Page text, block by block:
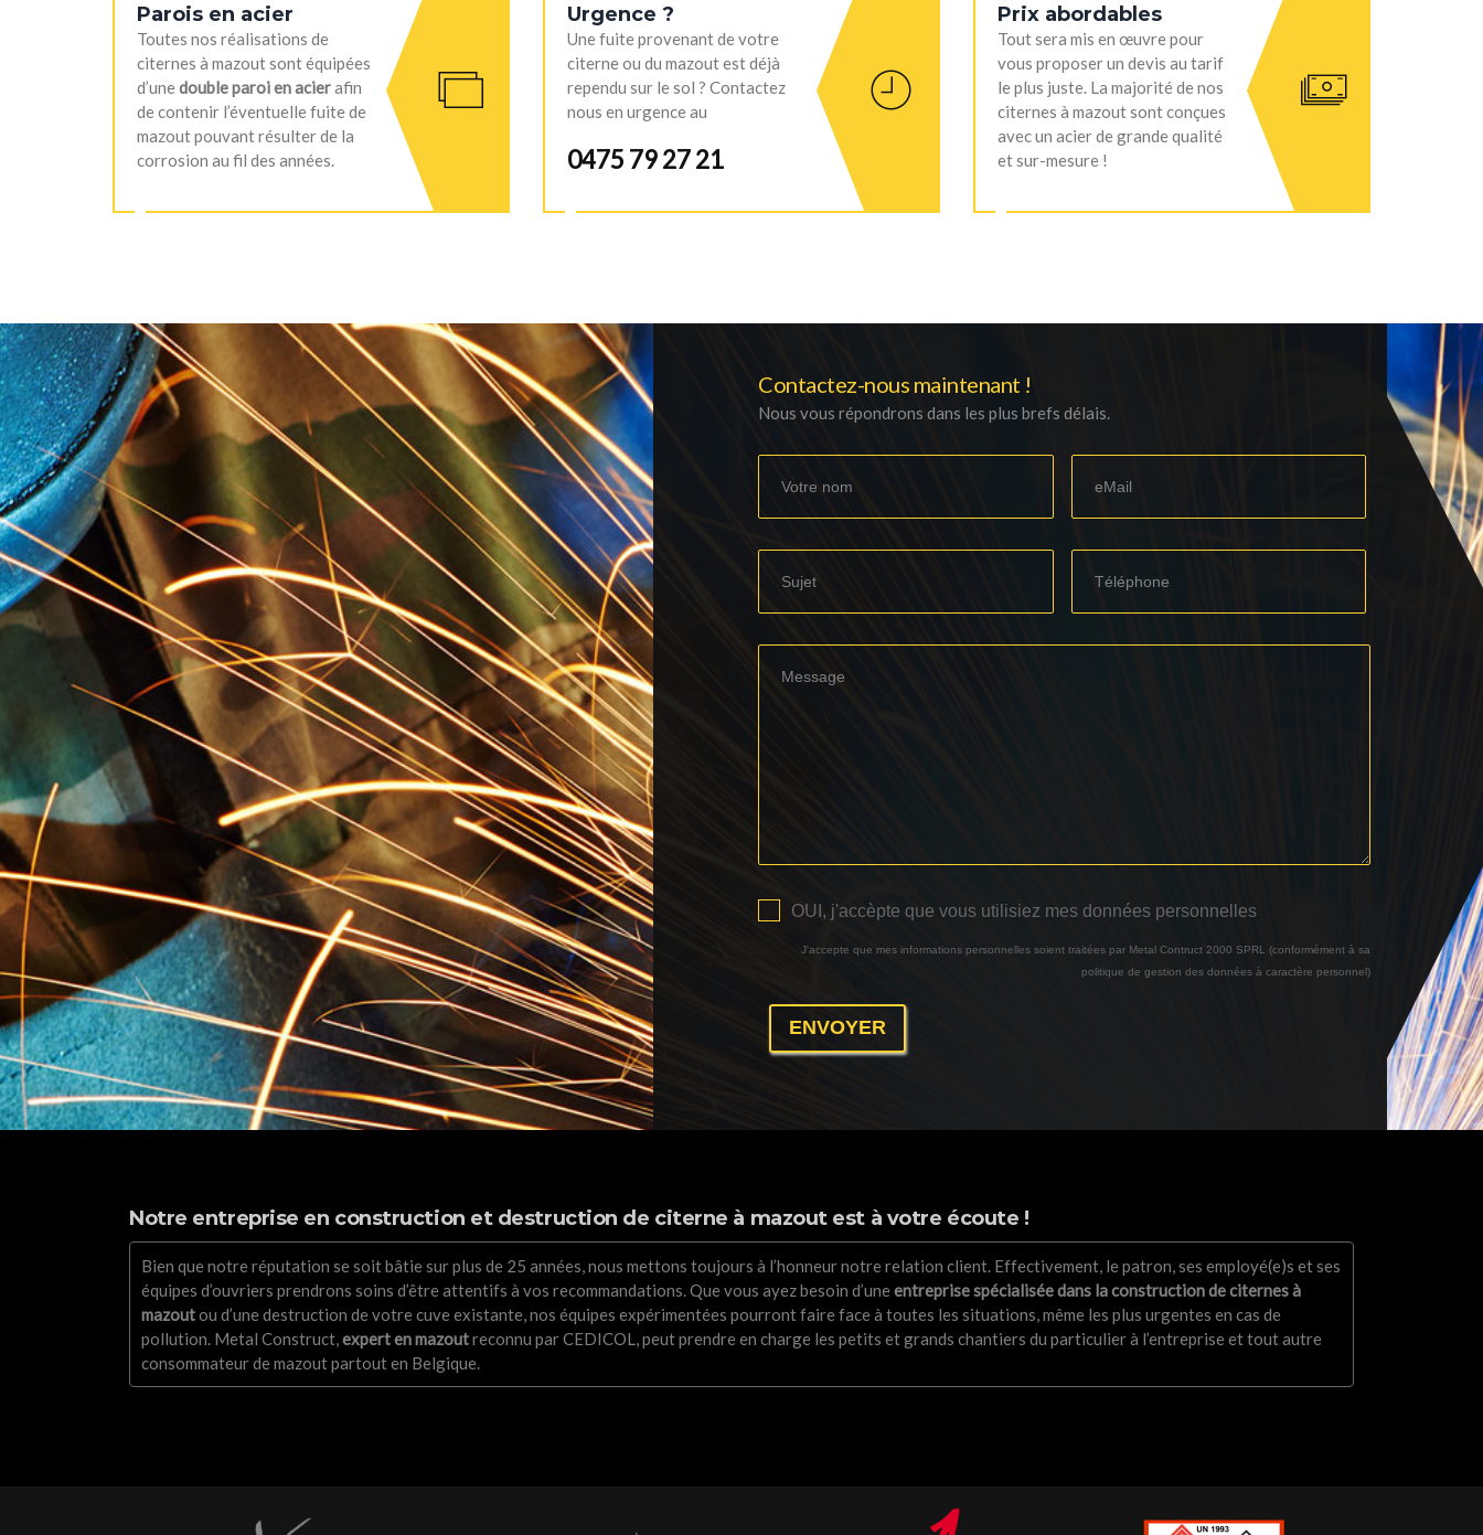
Parois en acier
Toutes nos réalisations de
citernes à mazout sont équipées
d’unedouble paroi en acierafin
de contenir l’éventuelle fuite de
mazout pouvant résulter de la
corrosion au fil des années.
Urgence ?
Une fuite provenant de votre
citerne ou du mazout est déjà
rependu sur le sol ? Contactez
nous en urgence au
0475 79 27 21
Prix abordables
Tout sera mis en œuvre pour
vous proposer un devis au tarif
le plus juste. La majorité de nos
citernes à mazout sont conçues
avec un acier de grande qualité
et sur-mesure !
Contactez-nous maintenant !
Nous vous répondrons dans les plus brefs délais.
OUI, j'accèpte que vous utilisiez mes données personnelles
J'accepte que mes informations personnelles soient traitées par Metal Contruct 2000 SPRL (conformément à sa
politique de gestion des données à caractère personnel)
ENVOYER
Notre entreprise en construction et destruction de citerne à mazout est à votre écoute !
Bien que notre réputation se soit bâtie sur plus de 25 années, nous mettons toujours à l’honneur notre relation client. Effectivement, le patron, ses employé(e)s et ses
équipes d’ouvriers prendrons soins d’être attentifs à vos recommandations. Que vous ayez besoin d’une entreprise spécialisée dans la construction de citernes à
mazoutou d’une destruction de votre cuve existante, nos équipes expérimentées pourront faire face à toutes les situations, même les plus urgentes en cas de
pollution. Metal Construct,expert en mazoutreconnu par CEDICOL, peut prendre en charge les petits et grands chantiers du particulier à l’entreprise et tout autre
consommateur de mazout partout en Belgique.